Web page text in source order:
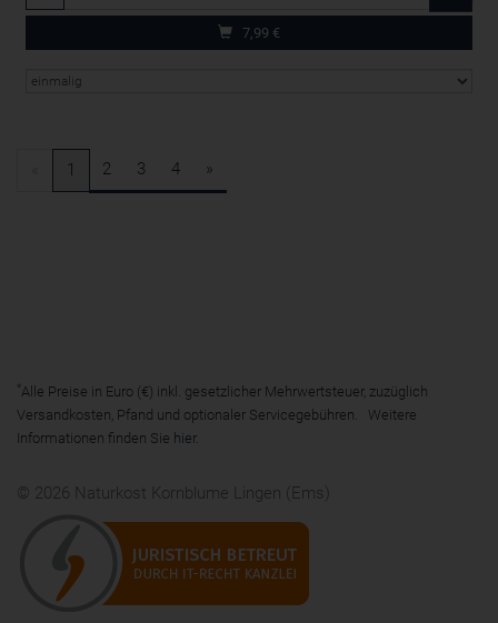
7,99 €
1 2 3 4 »
*Alle Preise in Euro (€) inkl. gesetzlicher Mehrwertsteuer, zuzüglich
Versandkosten, Pfand und optionaler Servicegebühren. Weitere
Informationen finden Sie hier.
© 2026 Naturkost Kornblume Lingen (Ems)